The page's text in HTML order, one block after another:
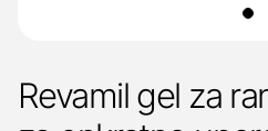
Revamil gel za